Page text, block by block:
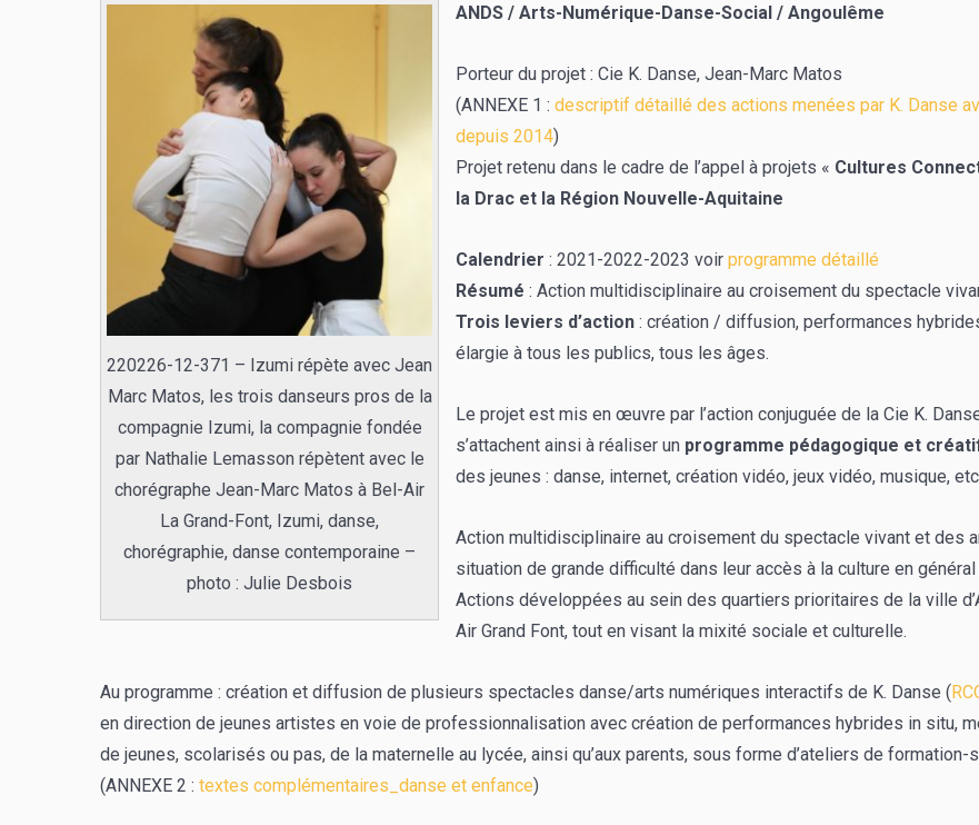
220226-12-371 – Izumi répète avec Jean
Marc Matos, les trois danseurs pros de la
compagnie Izumi, la compagnie fondée
par Nathalie Lemasson répètent avec le
chorégraphe Jean-Marc Matos à Bel-Air
La Grand-Font, Izumi, danse,
chorégraphie, danse contemporaine –
photo : Julie Desbois
ANDS / Arts-Numérique-Danse-Social / Angoulême
Porteur du projet : Cie K. Danse, Jean-Marc Matos
(ANNEXE 1 : descriptif détaillé des actions menées par K. Danse
depuis 2014)
Projet retenu dans le cadre de l’appel à projets « Cultures
la Drac et la Région Nouvelle-Aquitaine
Calendrier : 2021-2022-2023 voir programme détaillé
Résumé : Action multidisciplinaire au croisement du spectacle
Trois leviers d’action : création / diffusion, performances
élargie à tous les publics, tous les âges.
Le projet est mis en œuvre par l’action conjuguée de la Cie K.
s’attachent ainsi à réaliser un programme pédagogique et
des jeunes : danse, internet, création vidéo, jeux vidéo, musique,
Action multidisciplinaire au croisement du spectacle vivant et des
situation de grande difficulté dans leur accès à la culture en
Actions développées au sein des quartiers prioritaires de la ville
Air Grand Font, tout en visant la mixité sociale et culturelle.
Au programme : création et diffusion de plusieurs spectacles danse/arts numériques interactifs de K. Danse (
en direction de jeunes artistes en voie de professionnalisation avec création de performances hybrides in situ,
de jeunes, scolarisés ou pas, de la maternelle au lycée, ainsi qu’aux parents, sous forme d’ateliers de
(ANNEXE 2 : textes complémentaires_danse et enfance)